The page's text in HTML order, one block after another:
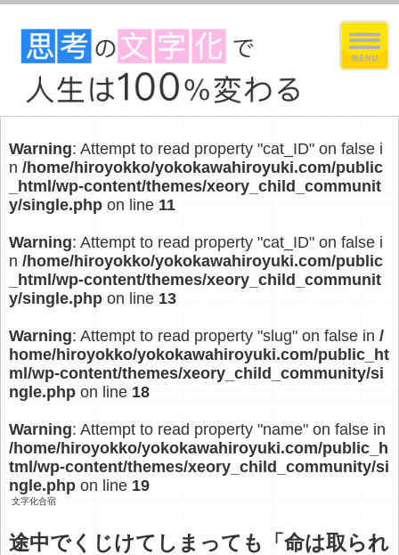
Warning: Attempt to read property "cat_ID" on false i
n /home/hiroyokko/yokokawahiroyuki.com/public
_html/wp-content/themes/xeory_child_communit
y/single.phpon line 11
Warning: Attempt to read property "cat_ID" on false i
n /home/hiroyokko/yokokawahiroyuki.com/public
_html/wp-content/themes/xeory_child_communit
y/single.phpon line 13
Warning: Attempt to read property "slug" on false in /
home/hiroyokko/yokokawahiroyuki.com/public_ht
ml/wp-content/themes/xeory_child_community/si
ngle.phpon line 18
Warning: Attempt to read property "name" on false in
/home/hiroyokko/yokokawahiroyuki.com/public_h
tml/wp-content/themes/xeory_child_community/si
ngle.phpon line 19
文字化合宿
途中でくじけてしまっても「命は取られ